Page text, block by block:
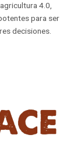
4.0,
para ser
decisiones.